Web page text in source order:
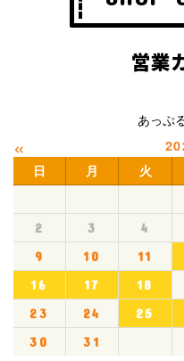
営業
あっぷ
«
日 月 火
2
3 4
9
10 11
16
17 18
23
24 25
30
31